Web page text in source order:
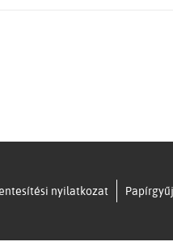
nyilatkozat